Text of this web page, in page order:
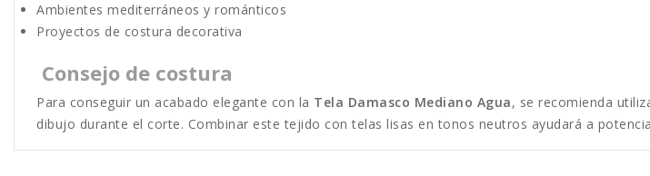
Ambientes mediterráneos y románticos
Proyectos de costura decorativa
Consejo de costura
Para conseguir un acabado elegante con la Tela Damasco Mediano Agua, se recomienda
dibujo durante el corte. Combinar este tejido con telas lisas en tonos neutros ayudará a